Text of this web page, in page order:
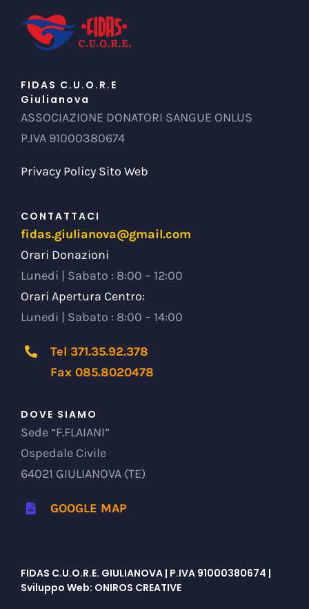
FIDAS C.U.O.R.E
Giulianova
ASSOCIAZIONE DONATORI SANGUE ONLUS
P.IVA 91000380674
Privacy Policy Sito Web
CONTATTACI
fidas.giulianova@gmail.com
Orari Donazioni
Lunedi | Sabato : 8:00 – 12:00
Orari Apertura Centro:
Lunedi | Sabato : 8:00 – 14:00
Tel 371.35.92.378
Fax 085.8020478
DOVE SIAMO
Sede “F.FLAIANI”
Ospedale Civile
64021 GIULIANOVA (TE)
GOOGLE MAP
FIDAS C.U.O.R.E. GIULIANOVA | P.IVA 91000380674 |
Sviluppo Web: ONIROS CREATIVE